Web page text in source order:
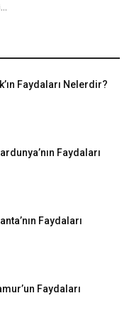
Faydaları Nelerdir?
Faydaları
Faydaları
Faydaları